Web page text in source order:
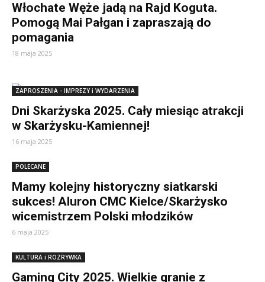
Włochate Węże jadą na Rajd Koguta.
Pomogą Mai Pałgan i zapraszają do
pomagania
18 maja 2025
ZAPROSZENIA - IMPREZY i WYDARZENIA
Dni Skarżyska 2025. Cały miesiąc atrakcji
w Skarżysku-Kamiennej!
16 maja 2025
POLECANE
Mamy kolejny historyczny siatkarski
sukces! Aluron CMC Kielce/Skarżysko
wicemistrzem Polski młodzików
6 maja 2025
KULTURA i ROZRYWKA
Gaming City 2025. Wielkie granie z